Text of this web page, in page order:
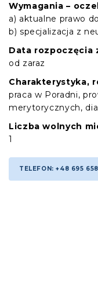
Wymagania –
a) aktualne prawo
b) specjalizacja z
Data rozpoczęcia
od zaraz
Charakterystyka,
praca w Poradni,
merytorycznych,
Liczba wolnych
1
TELEFON: +48 695